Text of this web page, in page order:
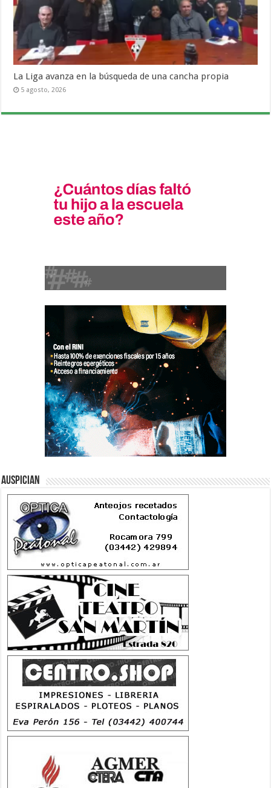
La Liga avanza en la búsqueda de una cancha propia
5 agosto, 2026
Auspician